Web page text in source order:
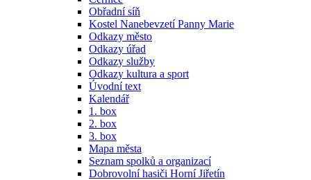
Obřadní síň
Kostel Nanebevzetí Panny Marie
Odkazy město
Odkazy úřad
Odkazy služby
Odkazy kultura a sport
Úvodní text
Kalendář
1. box
2. box
3. box
Mapa města
Seznam spolků a organizací
Dobrovolní hasiči Horní Jiřetín